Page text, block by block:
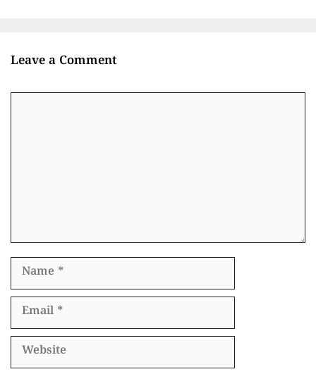
Leave a Comment
Name
Email
Website